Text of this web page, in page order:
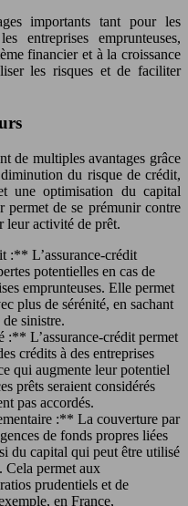
importants tant pour les
entreprises emprunteuses,
financier et à la croissance
les risques et de faciliter
de multiples avantages grâce
du risque de crédit,
une optimisation du capital
permet de se prémunir contre
leur activité de prêt.
:** L’assurance-crédit
potentielles en cas de
emprunteuses. Elle permet
plus de sérénité, en sachant
sinistre.
L’assurance-crédit permet
crédits à des entreprises
qui augmente leur potentiel
prêts seraient considérés
pas accordés.
:** La couverture par
de fonds propres liées
du capital qui peut être utilisé
Cela permet aux
prudentiels et de
en France,